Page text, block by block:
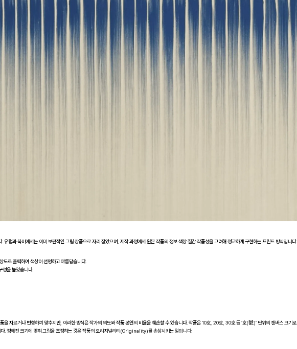
럽과 북미에서는 이미 보편적인 그림 상품으로 자리 잡았으며, 제작 과정에서 원본 작품의 정보·색상·질감·작품성을 고려해 정교하게 구현하는 프린트 방식입니다.
도로 출력하여 색상이 선명하고 아름답습니다.
성을 높였습니다.
자르거나 변형하여 맞추지만, 이러한 방식은 작가의 의도와 작품 본연의 비율을 훼손할 수 있습니다. 작품은 10호, 20호, 30호 등 ‘호(號)’ 단위의 캔버스 크기
. 정해진 크기에 맞춰 그림을 조정하는 것은 작품의 오리지널리티(Originality)를 손상시키는 일입니다.